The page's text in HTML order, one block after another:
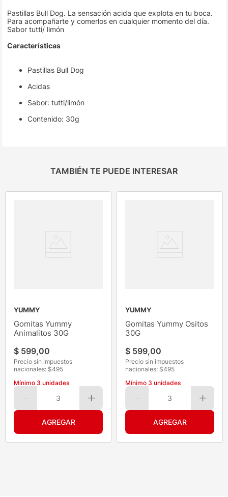
Pastillas Bull Dog. La sensación acida que explota en tu boca.
Para acompañarte y comerlos en cualquier momento del día.
Sabor tutti/ limón
Características
Pastillas Bull Dog
Acidas
Sabor: tutti/limón
Contenido: 30g
TAMBIÉN TE PUEDE INTERESAR
YUMMY
Gomitas Yummy
Animalitos 30G
$ 599,00
Precio sin impuestos
nacionales: $495
Mínimo 3 unidades
3
YUMMY
Gomitas Yummy Ositos
30G
$ 599,00
Precio sin impuestos
nacionales: $495
Mínimo 3 unidades
3